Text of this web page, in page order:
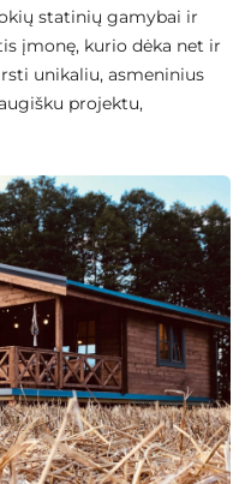
statinių gamybai ir
įmonę, kurio dėka net ir
unikaliu, asmeninius
projektu,